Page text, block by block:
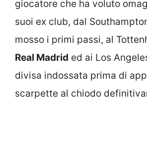
giocatore che ha voluto
suoi ex club, dal
mosso i primi passi, al
Real Madrid ed ai Los
divisa indossata prima di
scarpette al chiodo